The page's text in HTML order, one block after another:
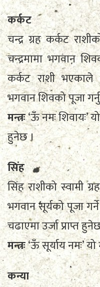
कर्कट
चन्द्र ग्रह कर्कट
चन्द्रमामा भगवान
कर्कट राशी भएकाले
भगवान शिवको पूजा
मन्त्रः‘ऊँ नमः शिवायः’
हुनेछ ।
सिंह
सिंह राशीको स्वामी
भगवान सूर्यको पूजा
चढाएमा उर्जा प्राप्त
मन्त्रः‘ऊँ सूर्याय नमः’
कन्या